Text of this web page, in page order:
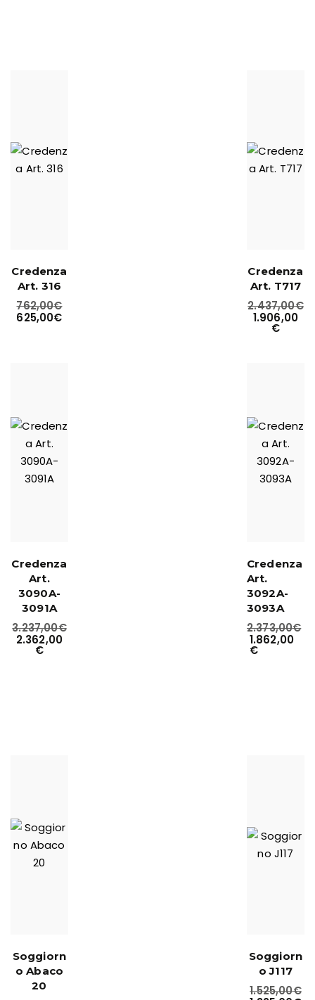
Credenza
Art. 316
762,00€
625,00€
Credenza
Art. T717
2.437,00€
1.906,00
€
Credenza
Art.
3090A-
3091A
3.237,00€
2.362,00
€
Credenza
Art.
3092A-
3093A
2.373,00€
1.862,00
€
Soggiorn
o Abaco
20
Soggiorn
o J117
1.525,00€